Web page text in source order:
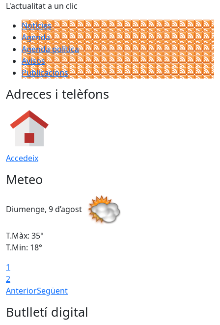
L'actualitat a un clic
Notícies
Agenda
Agenda política
Avisos
Publicacions
Adreces i telèfons
Accedeix
Meteo
Diumenge, 9 d’agost
T.Màx: 35°
T.Min: 18°
1
2
AnteriorSegüent
Butlletí digital